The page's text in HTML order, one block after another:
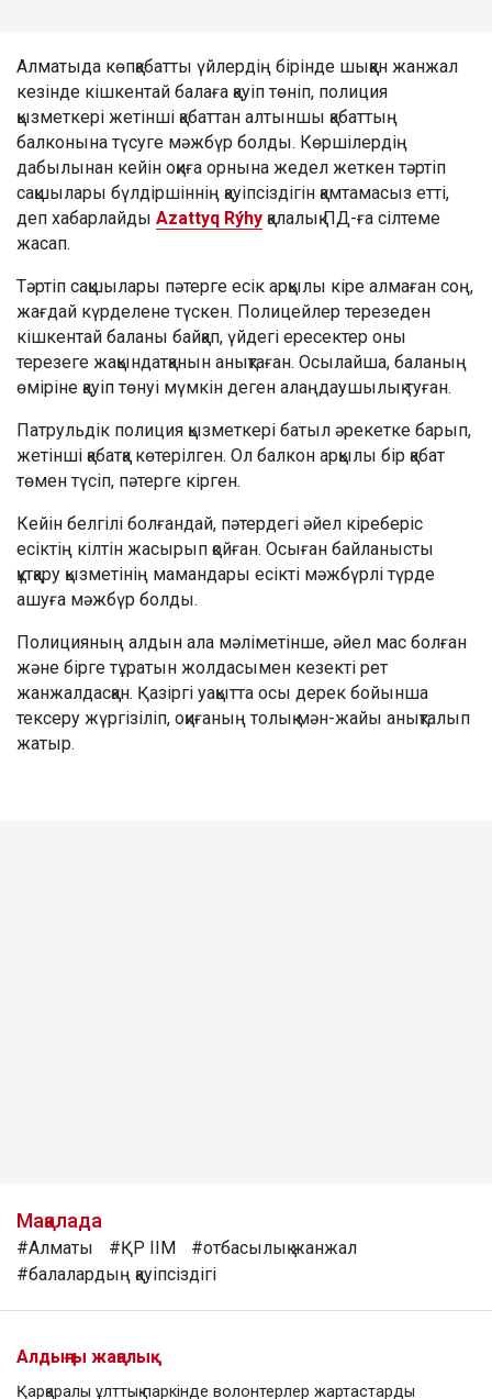
Алматыда көпқабатты үйлердің бірінде шыққан жанжал
кезінде кішкентай балаға қауіп төніп, полиция
қызметкері жетінші қабаттан алтыншы қабаттың
балконына түсуге мәжбүр болды. Көршілердің
дабылынан кейін оқиға орнына жедел жеткен тәртіп
сақшылары бүлдіршіннің қауіпсіздігін қамтамасыз етті,
деп хабарлайды Azattyq Rýhy қалалық ПД-ға сілтеме
жасап.
Тәртіп сақшылары пәтерге есік арқылы кіре алмаған соң,
жағдай күрделене түскен. Полицейлер терезеден
кішкентай баланы байқап, үйдегі ересектер оны
терезеге жақындатқанын анықтаған. Осылайша, баланың
өміріне қауіп төнуі мүмкін деген алаңдаушылық туған.
Патрульдік полиция қызметкері батыл әрекетке барып,
жетінші қабатқа көтерілген. Ол балкон арқылы бір қабат
төмен түсіп, пәтерге кірген.
Кейін белгілі болғандай, пәтердегі әйел кіреберіс
есіктің кілтін жасырып қойған. Осыған байланысты
құтқару қызметінің мамандары есікті мәжбүрлі түрде
ашуға мәжбүр болды.
Полицияның алдын ала мәліметінше, әйел мас болған
және бірге тұратын жолдасымен кезекті рет
жанжалдасқан. Қазіргі уақытта осы дерек бойынша
тексеру жүргізіліп, оқиғаның толық мән-жайы анықталып
жатыр.
Мақалада
#Алматы #ҚР ІІМ
#отбасылық жанжал
#балалардың қауіпсіздігі
Алдыңғы жаңалық
Қарқаралы ұлттық паркінде волонтерлер жартастарды